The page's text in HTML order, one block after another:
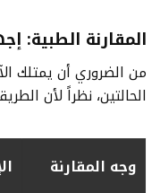
المقارنة الطبية:
من الضروري أن يمتلك
الحالتين، نظراً لأن
وجه المقارنة